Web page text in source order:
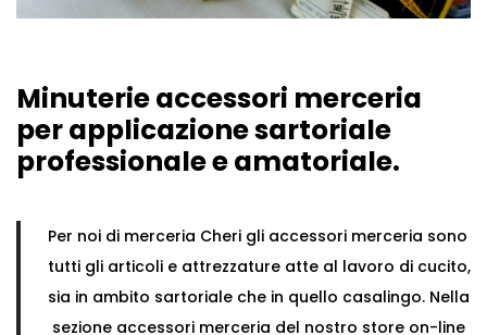
Cerniere lampo / Zip/Fibbie (27)
filati cucirini e affini (9)
Fodere (5)
Guanti (1)
LANA (27)
Nastri, fettucce, cordoni, (49)
Pizzi (11)
Prodotti per la sartoria (34)
Ricamo (119)
Minuterie accessori merceria
per applicazione sartoriale
professionale e amatoriale.
Per noi di merceria Cheri gli accessori merceria sono
tutti gli articoli e attrezzature atte al lavoro di cucito,
sia in ambito sartoriale che in quello casalingo. Nella
sezione accessori merceria del nostro store on-line